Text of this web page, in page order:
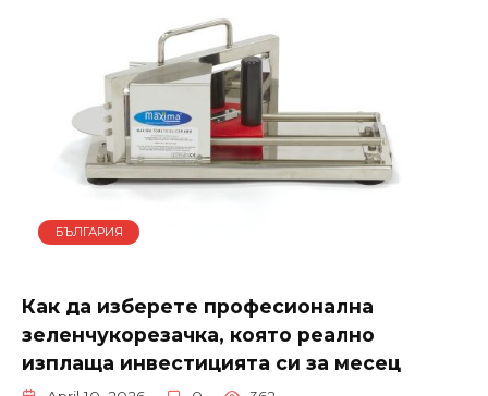
БЪЛГАРИЯ
Как да изберете професионална
зеленчукорезачка, която реално
изплаща инвестицията си за месец